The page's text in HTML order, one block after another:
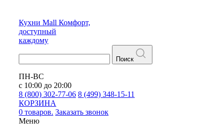
Кухни Mall Комфорт,
доступный
каждому
Поиск
ПН-ВС
с 10:00 до 20:00
8 (800) 302-77-06 8 (499) 348-15-11
КОРЗИНА
0 товаров. Заказать звонок
Меню